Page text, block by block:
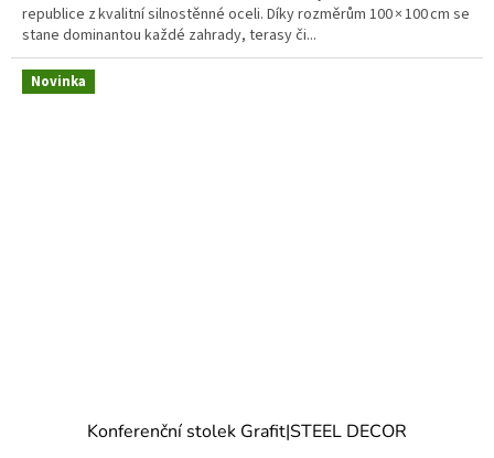
republice z kvalitní silnostěnné oceli. Díky rozměrům 100 × 100 cm se
stane dominantou každé zahrady, terasy či...
Novinka
Konferenční stolek Grafit|STEEL DECOR